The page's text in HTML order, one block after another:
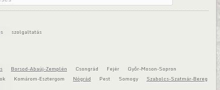
szolgaltatás
Borsod-Abaúj-Zemplén Csongrád Fejér
Győr-Moson-Sopron
Komárom-Esztergom Nógrád Pest Somogy
Szabolcs-Szatmár-Bereg